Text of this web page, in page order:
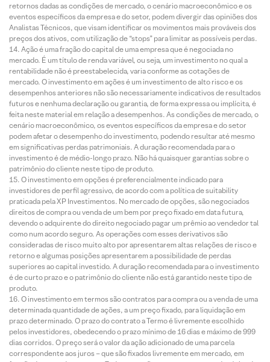
retornos dadas as condições de mercado, o cenário macroeconômico e os
eventos específicos da empresa e do setor, podem divergir das opiniões dos
Analistas Técnicos, que visam identificar os movimentos mais prováveis dos
preços dos ativos, com utilização de “stops” para limitar as possíveis perdas.
Ação é uma fração do capital de uma empresa que é negociada no
mercado. É um título de renda variável, ou seja, um investimento no qual a
rentabilidade não é preestabelecida, varia conforme as cotações de
mercado. O investimento em ações é um investimento de alto risco e os
desempenhos anteriores não são necessariamente indicativos de resultados
futuros e nenhuma declaração ou garantia, de forma expressa ou implícita, é
feita neste material em relação a desempenhos. As condições de mercado, o
cenário macroeconômico, os eventos específicos da empresa e do setor
podem afetar o desempenho do investimento, podendo resultar até mesmo
em significativas perdas patrimoniais. A duração recomendada para o
investimento é de médio-longo prazo. Não há quaisquer garantias sobre o
patrimônio do cliente neste tipo de produto.
O investimento em opções é preferencialmente indicado para
investidores de perfil agressivo, de acordo com a política de suitability
praticada pela XP Investimentos. No mercado de opções, são negociados
direitos de compra ou venda de um bem por preço fixado em data futura,
devendo o adquirente do direito negociado pagar um prêmio ao vendedor tal
como num acordo seguro. As operações com esses derivativos são
consideradas de risco muito alto por apresentarem altas relações de risco e
retorno e algumas posições apresentarem a possibilidade de perdas
superiores ao capital investido. A duração recomendada para o investimento
é de curto prazo e o patrimônio do cliente não está garantido neste tipo de
produto.
O investimento em termos são contratos para compra ou a venda de uma
determinada quantidade de ações, a um preço fixado, para liquidação em
prazo determinado. O prazo do contrato a Termo é livremente escolhido
pelos investidores, obedecendo o prazo mínimo de 16 dias e máximo de 999
dias corridos. O preço será o valor da ação adicionado de uma parcela
correspondente aos juros – que são fixados livremente em mercado, em